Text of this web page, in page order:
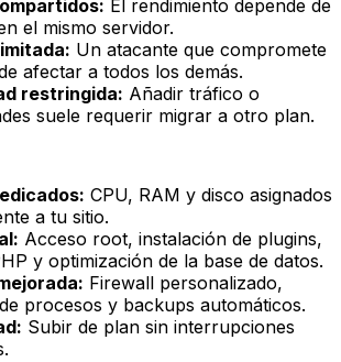
El rendimiento depende de
el mismo servidor.
Un atacante que compromete
afectar a todos los demás.
restringida: Añadir tráfico o
suele requerir migrar a otro plan.
CPU, RAM y disco asignados
a tu sitio.
Acceso root, instalación de plugins,
y optimización de la base de datos.
Firewall personalizado,
procesos y backups automáticos.
Subir de plan sin interrupciones